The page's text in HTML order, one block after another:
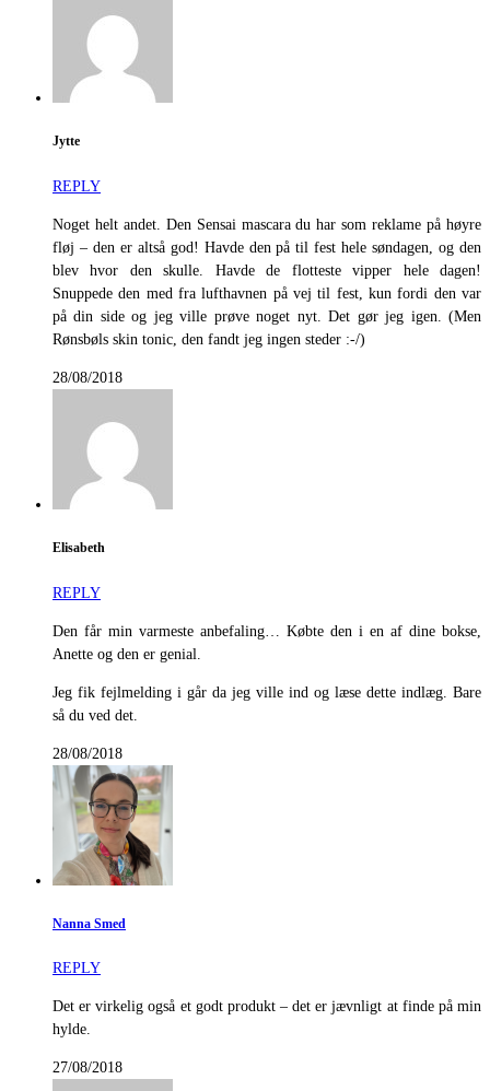
Jytte
REPLY
Noget helt andet. Den Sensai mascara du har som reklame på høyre
fløj – den er altså god! Havde den på til fest hele søndagen, og den
blev hvor den skulle. Havde de flotteste vipper hele dagen!
Snuppede den med fra lufthavnen på vej til fest, kun fordi den var
på din side og jeg ville prøve noget nyt. Det gør jeg igen. (Men
Rønsbøls skin tonic, den fandt jeg ingen steder :-/)
28/08/2018
Elisabeth
REPLY
Den får min varmeste anbefaling… Købte den i en af dine bokse,
Anette og den er genial.
Jeg fik fejlmelding i går da jeg ville ind og læse dette indlæg. Bare
så du ved det.
28/08/2018
Nanna Smed
REPLY
Det er virkelig også et godt produkt – det er jævnligt at finde på min
hylde.
27/08/2018